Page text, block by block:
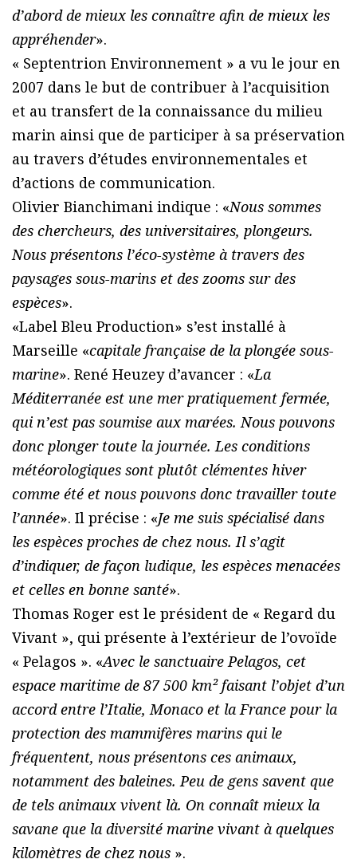
d’abord de mieux les connaître afin de mieux les
appréhender».
« Septentrion Environnement » a vu le jour en
2007 dans le but de contribuer à l’acquisition
et au transfert de la connaissance du milieu
marin ainsi que de participer à sa préservation
au travers d’études environnementales et
d’actions de communication.
Olivier Bianchimani indique : «Nous sommes
des chercheurs, des universitaires, plongeurs.
Nous présentons l’éco-système à travers des
paysages sous-marins et des zooms sur des
espèces».
«Label Bleu Production» s’est installé à
Marseille «capitale française de la plongée sous-
marine». René Heuzey d’avancer : «La
Méditerranée est une mer pratiquement fermée,
qui n’est pas soumise aux marées. Nous pouvons
donc plonger toute la journée. Les conditions
météorologiques sont plutôt clémentes hiver
comme été et nous pouvons donc travailler toute
l’année». Il précise : «Je me suis spécialisé dans
les espèces proches de chez nous. Il s’agit
d’indiquer, de façon ludique, les espèces menacées
et celles en bonne santé».
Thomas Roger est le président de « Regard du
Vivant », qui présente à l’extérieur de l’ovoïde
« Pelagos ». «Avec le sanctuaire Pelagos, cet
espace maritime de 87 500 km² faisant l’objet d’un
accord entre l’Italie, Monaco et la France pour la
protection des mammifères marins qui le
fréquentent, nous présentons ces animaux,
notamment des baleines. Peu de gens savent que
de tels animaux vivent là. On connaît mieux la
savane que la diversité marine vivant à quelques
kilomètres de chez nous ».